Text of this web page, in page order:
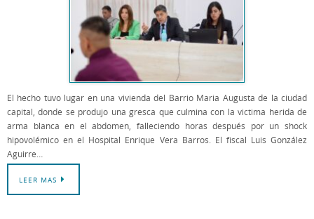
El hecho tuvo lugar en una vivienda del Barrio Maria Augusta de la ciudad
capital, donde se produjo una gresca que culmina con la victima herida de
arma blanca en el abdomen, falleciendo horas después por un shock
hipovolémico en el Hospital Enrique Vera Barros. El fiscal Luis González
Aguirre…
LEER MAS